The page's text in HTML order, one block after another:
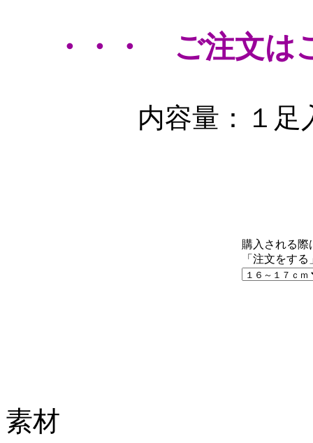
・・・ ご注文は
内容量：１足
購入される際
「注文をす
素材